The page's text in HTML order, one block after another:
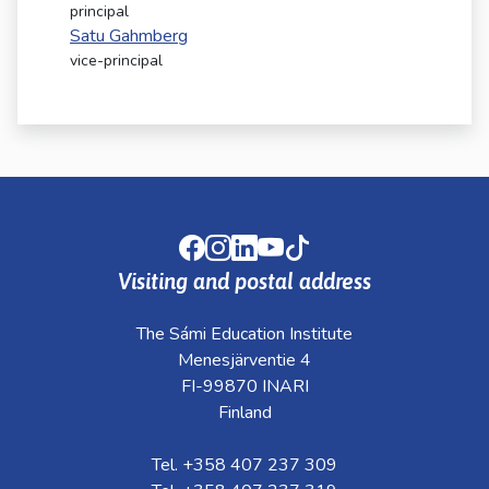
pyyhkäisyliikkeitä.
principal
Satu Gahmberg
vice-principal
Facebook
Instagram
LinkedIn
Youtube
Visiting and postal address
The Sámi Education Institute
Menesjärventie 4
FI-99870 INARI
Finland
Tel. +358 407 237 309